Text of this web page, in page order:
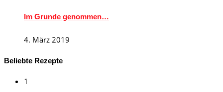
Im Grunde genommen…
4. März 2019
Beliebte Rezepte
1